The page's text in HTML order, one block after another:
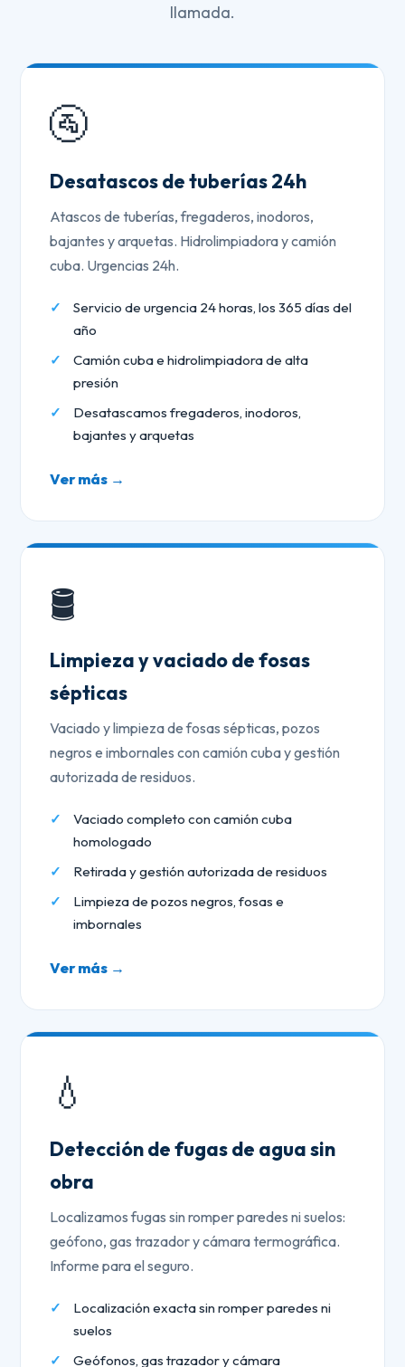
llamada.
🚰
Desatascos de tuberías 24h
Atascos de tuberías, fregaderos, inodoros,
bajantes y arquetas. Hidrolimpiadora y camión
cuba. Urgencias 24h.
Servicio de urgencia 24 horas, los 365 días del
año
Camión cuba e hidrolimpiadora de alta
presión
Desatascamos fregaderos, inodoros,
bajantes y arquetas
Ver más →
🛢️
Limpieza y vaciado de fosas
sépticas
Vaciado y limpieza de fosas sépticas, pozos
negros e imbornales con camión cuba y gestión
autorizada de residuos.
Vaciado completo con camión cuba
homologado
Retirada y gestión autorizada de residuos
Limpieza de pozos negros, fosas e
imbornales
Ver más →
💧
Detección de fugas de agua sin
obra
Localizamos fugas sin romper paredes ni suelos:
geófono, gas trazador y cámara termográfica.
Informe para el seguro.
Localización exacta sin romper paredes ni
suelos
Geófonos, gas trazador y cámara